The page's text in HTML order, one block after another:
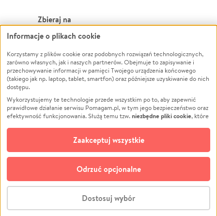
Stwórz zbiórkę - za darmo
Zbieraj na
Leczenie
Zwierzęta
Pożar
Ukraina
Pomoc Finansowa
Projekty
Pogrzeb
Społeczność lokalna
Kultura
Powódź
Wichura
NGO
Edukacja
Podróż
Impreza
Ochrona środowiska
Biznes
© CROWDING SP. Z O.O.
Informacje o plikach cookie
Korzystamy z plików cookie oraz podobnych rozwiązań technologicznych,
zarówno własnych, jak i naszych partnerów. Obejmuje to zapisywanie i
przechowywanie informacji w pamięci Twojego urządzenia końcowego
(takiego jak np. laptop, tablet, smartfon) oraz późniejsze uzyskiwanie do nich
dostępu.
Wykorzystujemy te technologie przede wszystkim po to, aby zapewnić
prawidłowe działanie serwisu Pomagam.pl, w tym jego bezpieczeństwo oraz
efektywność funkcjonowania. Służą temu tzw.niezbędne pliki cookie, które
opcjonalnych plików cookie
technologii do celów analitycznych i retargetingowych. Możesz wyrazić
zgodę na ich stosowanie lub jej odmówić. W dowolnym momencie masz
możliwość zmiany swoich preferencji na stronie „Zarządzaj zgodami cookie”,
do której link znajdziesz w stopce serwisu Pomagam.pl. Opcjonalne pliki
cookie wykorzystywane są w następujących celach:
działanie serwisu Pomagam.pl. Dzięki nim możemy zrozumieć, jak
użytkownicy korzystają z naszego serwisu – skąd trafiają do serwisu, jak
Dostosuj wybór
Odrzuć opcjonalne
Zaakceptuj wszystkie